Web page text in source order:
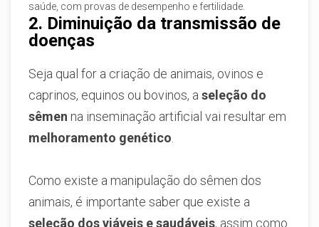
saúde, com provas de desempenho e fertilidade.
2. Diminuição da transmissão de
doenças
Seja qual for a criação de animais, ovinos e
caprinos, equinos ou bovinos, a seleção do
sêmen na inseminação artificial vai resultar em
melhoramento genético.
Como existe a manipulação do sêmen dos
animais, é importante saber que existe a
seleção dos viáveis e saudáveis, assim como